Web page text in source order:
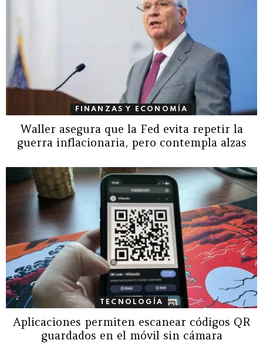
FINANZAS Y ECONOMÍA
Waller asegura que la Fed evita repetir la
guerra inflacionaria, pero contempla alzas
TECNOLOGÍA
Aplicaciones permiten escanear códigos QR
guardados en el móvil sin cámara